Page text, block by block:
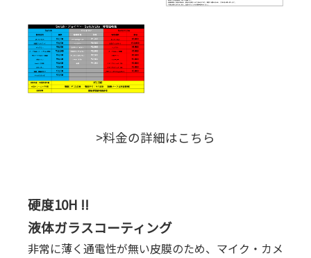
>料金の詳細はこちら
硬度10H !!
液体ガラスコーティング
非常に薄く通電性が無い皮膜のため、マイク・カメ